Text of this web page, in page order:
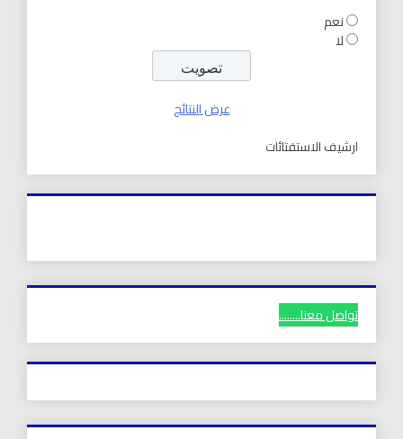
نعم
لا
عرض النتائج
ارشيف الاستفتائات
تواصل معنا........